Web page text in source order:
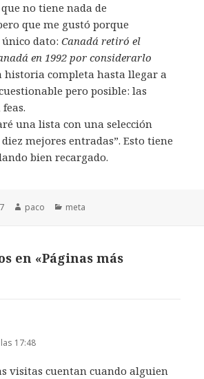
que no tiene nada de
que me gustó porque
único dato:Canadá retiró el
en 1992 por considerarlo
historia completa hasta llegar a
pero posible: las
una lista con una selección
mejores entradas”. Esto tiene
bien recargado.
Autor
paco Categorías
meta
en «Páginas más
17:48
visitas cuentan cuando alguien